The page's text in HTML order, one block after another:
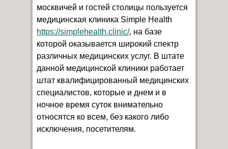
москвичей и гостей столицы пользуется
медицинская клиника Simple Health
https://simplehealth.clinic/, на базе
которой оказывается широкий спектр
различных медицинских услуг. В штате
данной медицинской клиники работает
штат квалифицированный медицинских
специалистов, которые и днем и в
ночное время суток внимательно
относятся ко всем, без какого либо
исключения, посетителям.